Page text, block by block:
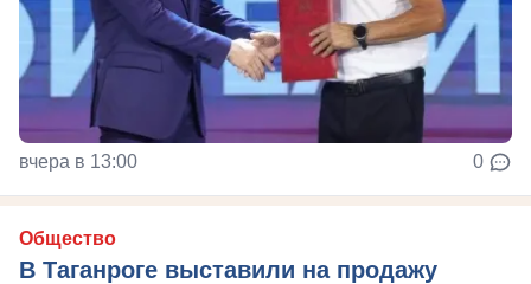
вчера в 13:00 0
Общество
В Таганроге выставили на продажу